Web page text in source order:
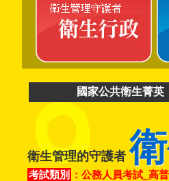
國家公共衛生菁英
衛生管理的守護者
考試類別
：公務人員考試_高